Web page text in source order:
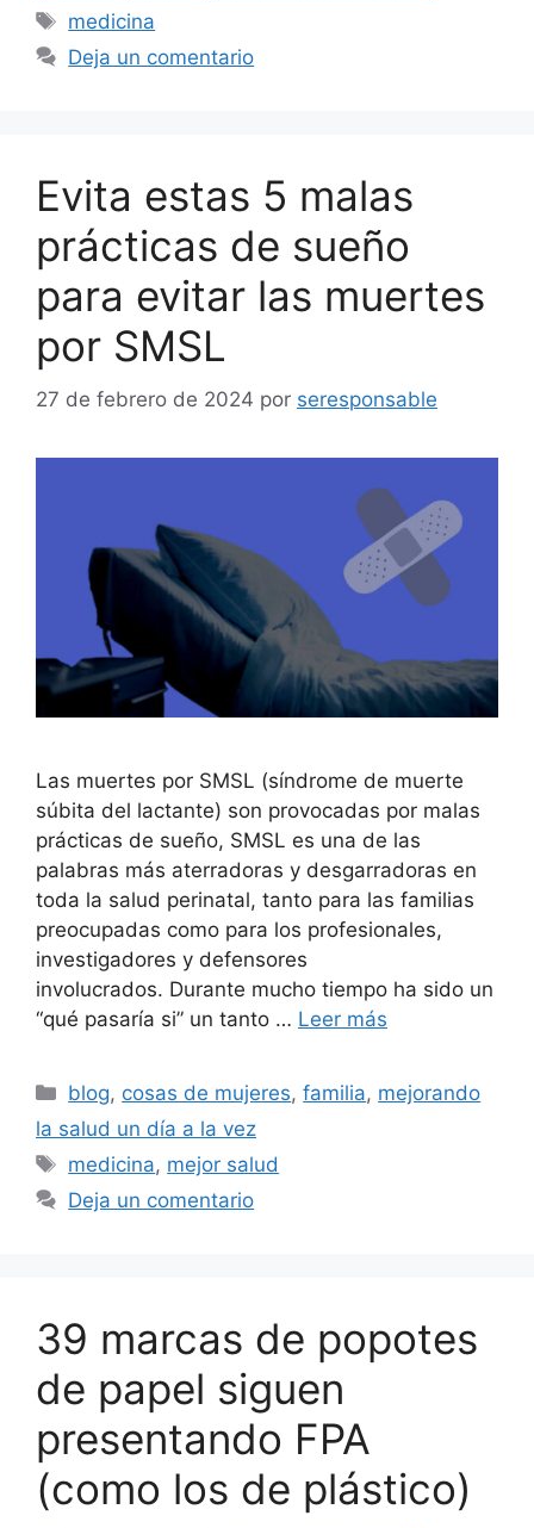
Etiquetas
medicina
Deja un comentario
Evita estas 5 malas
prácticas de sueño
para evitar las muertes
por SMSL
27 de febrero de 2024 por seresponsable
Las muertes por SMSL (síndrome de muerte
súbita del lactante) son provocadas por malas
prácticas de sueño, SMSL es una de las
palabras más aterradoras y desgarradoras en
toda la salud perinatal, tanto para las familias
preocupadas como para los profesionales,
investigadores y defensores
involucrados. Durante mucho tiempo ha sido un
“qué pasaría si” un tanto … Leer más
Categorías
blog, cosas de mujeres,familia, mejorando
la salud un día a la vez
Etiquetas
medicina, mejor salud
Deja un comentario
39 marcas de popotes
de papel siguen
presentando FPA
(como los de plástico)